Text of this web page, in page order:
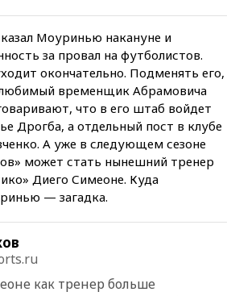
Моуринью накануне и
за провал на футболистов.
окончательно. Подменять его,
любимый временщик Абрамовича
что в его штаб войдет
Дрогба, а отдельный пост в клубе
А уже в следующем сезоне
может стать нынешний тренер
Диего Симеоне. Куда
— загадка.
как тренер больше